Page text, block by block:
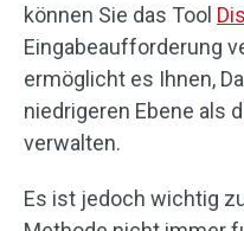
können Sie das Tool
Eingabeaufforderung
ermöglicht es Ihnen,
niedrigeren Ebene als
verwalten.
Es ist jedoch wichtig